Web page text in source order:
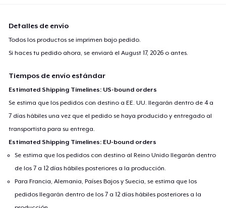
Detalles de envío
Todos los productos se imprimen bajo pedido.
Si haces tu pedido ahora, se enviará elAugust 17, 2026 o antes.
Tiempos de envío estándar
Estimated Shipping Timelines: US-bound orders
Se estima que los pedidos con destino a EE. UU. llegarán dentro de 4 a
7 días hábiles una vez que el pedido se haya producido y entregado al
transportista para su entrega.
Estimated Shipping Timelines: EU-bound orders
Se estima que los pedidos con destino al Reino Unido llegarán dentro
de los 7 a 12 días hábiles posteriores a la producción.
Para Francia, Alemania, Países Bajos y Suecia, se estima que los
pedidos llegarán dentro de los 7 a 12 días hábiles posteriores a la